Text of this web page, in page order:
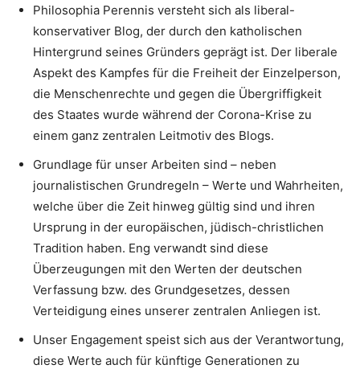
Philosophia Perennis versteht sich als liberal-
konservativer Blog, der durch den katholischen
Hintergrund seines Gründers geprägt ist. Der liberale
Aspekt des Kampfes für die Freiheit der Einzelperson,
die Menschenrechte und gegen die Übergriffigkeit
des Staates wurde während der Corona-Krise zu
einem ganz zentralen Leitmotiv des Blogs.
Grundlage für unser Arbeiten sind – neben
journalistischen Grundregeln – Werte und Wahrheiten,
welche über die Zeit hinweg gültig sind und ihren
Ursprung in der europäischen, jüdisch-christlichen
Tradition haben. Eng verwandt sind diese
Überzeugungen mit den Werten der deutschen
Verfassung bzw. des Grundgesetzes, dessen
Verteidigung eines unserer zentralen Anliegen ist.
Unser Engagement speist sich aus der Verantwortung,
diese Werte auch für künftige Generationen zu